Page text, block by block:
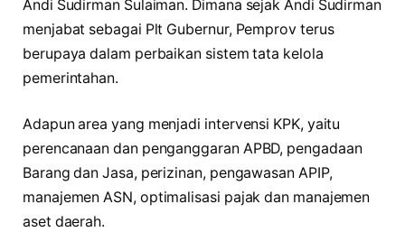
Andi Sudirman Sulaiman. Dimana sejak Andi Sudirman
menjabat sebagai Plt Gubernur, Pemprov terus
berupaya dalam perbaikan sistem tata kelola
pemerintahan.
Adapun area yang menjadi intervensi KPK, yaitu
perencanaan dan penganggaran APBD, pengadaan
Barang dan Jasa, perizinan, pengawasan APIP,
manajemen ASN, optimalisasi pajak dan manajemen
aset daerah.